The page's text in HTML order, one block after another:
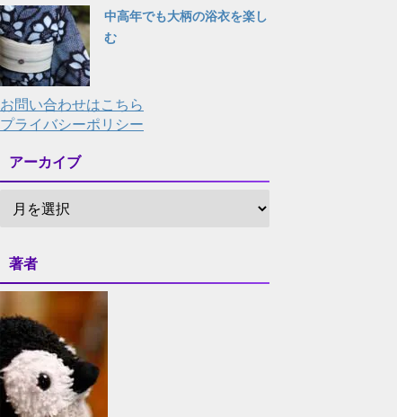
中高年でも大柄の浴衣を楽し
む
お問い合わせはこちら
プライバシーポリシー
アーカイブ
著者